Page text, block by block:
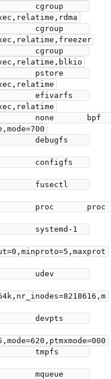
cgroup
cgroup
cgroup
pstore
efivarfs
none       bpf
debugfs
configfs
fusectl
proc       proc
systemd-1
udev
devpts
tmpfs
mqueue